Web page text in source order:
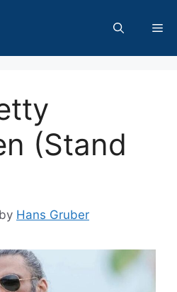
(Stand
by Hans Gruber